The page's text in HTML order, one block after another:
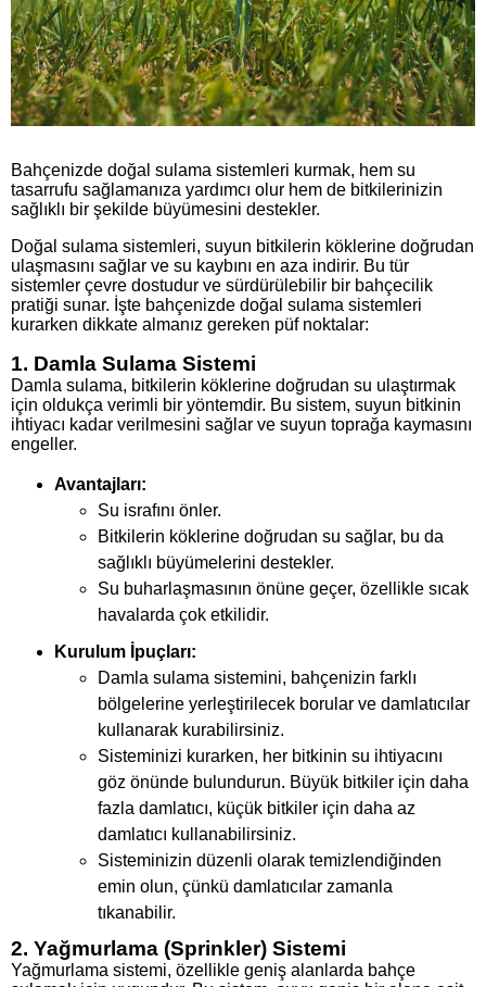
Bahçenizde doğal sulama sistemleri kurmak, hem su
tasarrufu sağlamanıza yardımcı olur hem de bitkilerinizin
sağlıklı bir şekilde büyümesini destekler.
Doğal sulama sistemleri, suyun bitkilerin köklerine doğrudan
ulaşmasını sağlar ve su kaybını en aza indirir. Bu tür
sistemler çevre dostudur ve sürdürülebilir bir bahçecilik
pratiği sunar. İşte bahçenizde doğal sulama sistemleri
kurarken dikkate almanız gereken püf noktalar:
1. Damla Sulama Sistemi
Damla sulama, bitkilerin köklerine doğrudan su ulaştırmak
için oldukça verimli bir yöntemdir. Bu sistem, suyun bitkinin
ihtiyacı kadar verilmesini sağlar ve suyun toprağa kaymasını
engeller.
Avantajları:
Su israfını önler.
Bitkilerin köklerine doğrudan su sağlar, bu da
sağlıklı büyümelerini destekler.
Su buharlaşmasının önüne geçer, özellikle sıcak
havalarda çok etkilidir.
Kurulum İpuçları:
Damla sulama sistemini, bahçenizin farklı
bölgelerine yerleştirilecek borular ve damlatıcılar
kullanarak kurabilirsiniz.
Sisteminizi kurarken, her bitkinin su ihtiyacını
göz önünde bulundurun. Büyük bitkiler için daha
fazla damlatıcı, küçük bitkiler için daha az
damlatıcı kullanabilirsiniz.
Sisteminizin düzenli olarak temizlendiğinden
emin olun, çünkü damlatıcılar zamanla
tıkanabilir.
2. Yağmurlama (Sprinkler) Sistemi
Yağmurlama sistemi, özellikle geniş alanlarda bahçe